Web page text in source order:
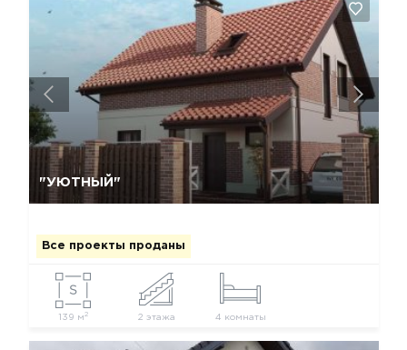
"УЮТНЫЙ"
Все проекты проданы
139 м2 2 этажа 4 комнаты